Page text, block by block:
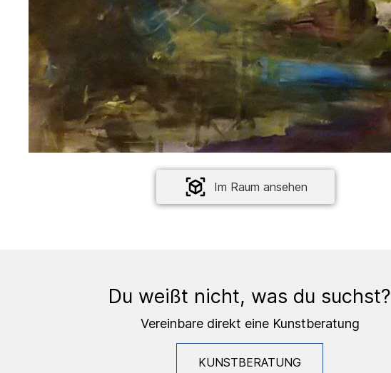
Im Raum ansehen
Du weißt nicht, was du suchst?
Vereinbare direkt eine Kunstberatung
KUNSTBERATUNG